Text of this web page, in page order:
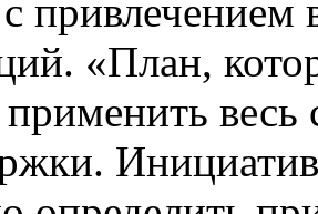
привлечением
«План,
весь